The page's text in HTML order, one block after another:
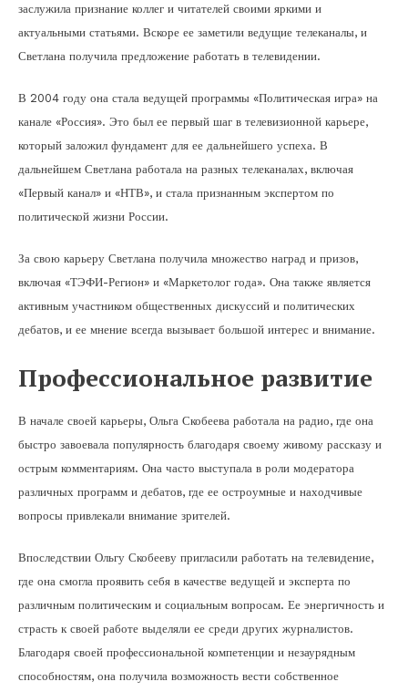
заслужила признание коллег и читателей своими яркими и
актуальными статьями. Вскоре ее заметили ведущие телеканалы, и
Светлана получила предложение работать в телевидении.
В 2004 году она стала ведущей программы «Политическая игра» на
канале «Россия». Это был ее первый шаг в телевизионной карьере,
который заложил фундамент для ее дальнейшего успеха. В
дальнейшем Светлана работала на разных телеканалах, включая
«Первый канал» и «НТВ», и стала признанным экспертом по
политической жизни России.
За свою карьеру Светлана получила множество наград и призов,
включая «ТЭФИ-Регион» и «Маркетолог года». Она также является
активным участником общественных дискуссий и политических
дебатов, и ее мнение всегда вызывает большой интерес и внимание.
Профессиональное развитие
В начале своей карьеры, Ольга Скобеева работала на радио, где она
быстро завоевала популярность благодаря своему живому рассказу и
острым комментариям. Она часто выступала в роли модератора
различных программ и дебатов, где ее остроумные и находчивые
вопросы привлекали внимание зрителей.
Впоследствии Ольгу Скобееву пригласили работать на телевидение,
где она смогла проявить себя в качестве ведущей и эксперта по
различным политическим и социальным вопросам. Ее энергичность и
страсть к своей работе выделяли ее среди других журналистов.
Благодаря своей профессиональной компетенции и незаурядным
способностям, она получила возможность вести собственное